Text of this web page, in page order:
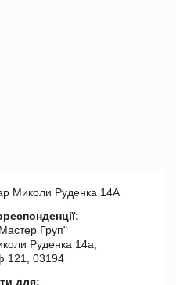
Миколи Руденка 14А
Груп"
Руденка 14а,
121, 03194
для: